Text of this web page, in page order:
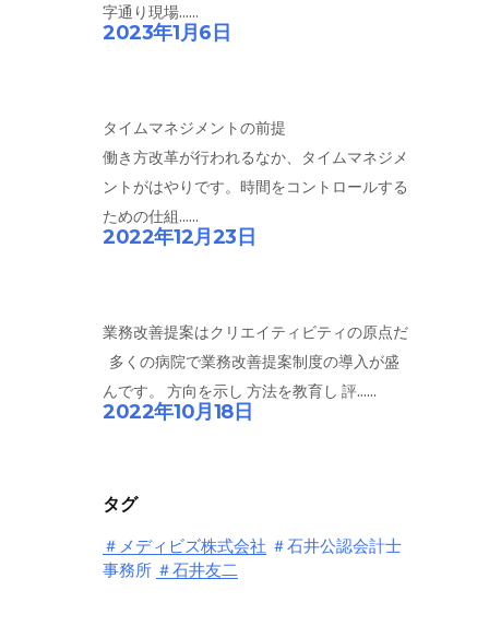
字通り現場......
2023年1月6日
タイムマネジメントの前提
働き方改革が行われるなか、タイムマネジメ
ントがはやりです。時間をコントロールする
ための仕組......
2022年12月23日
業務改善提案はクリエイティビティの原点だ
多くの病院で業務改善提案制度の導入が盛
んです。 方向を示し 方法を教育し 評......
2022年10月18日
タグ
＃メディビズ株式会社 ＃石井公認会計士
事務所 ＃石井友二